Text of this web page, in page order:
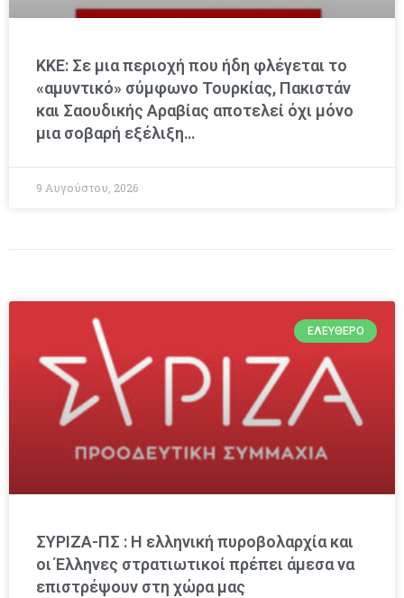
ΚΚΕ: Σε μια περιοχή που ήδη φλέγεται το
«αμυντικό» σύμφωνο Τουρκίας, Πακιστάν
και Σαουδικής Αραβίας αποτελεί όχι μόνο
μια σοβαρή εξέλιξη…
9 Αυγούστου, 2026
ΕΛΕΎΘΕΡΟ
ΣΥΡΙΖΑ-ΠΣ : Η ελληνική πυροβολαρχία και
οι Έλληνες στρατιωτικοί πρέπει άμεσα να
επιστρέψουν στη χώρα μας